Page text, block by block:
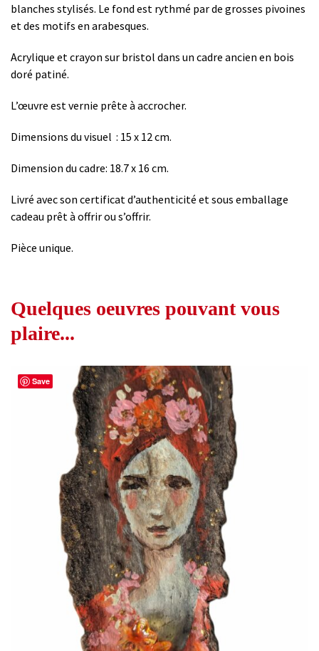
blanches stylisés. Le fond est rythmé par de grosses pivoines
et des motifs en arabesques.
Acrylique et crayon sur bristol dans un cadre ancien en bois
doré patiné.
L’œuvre est vernie prête à accrocher.
Dimensions du visuel : 15 x 12 cm.
Dimension du cadre: 18.7 x 16 cm.
Livré avec son certificat d’authenticité et sous emballage
cadeau prêt à offrir ou s’offrir.
Pièce unique.
Quelques oeuvres pouvant vous
plaire...
Save